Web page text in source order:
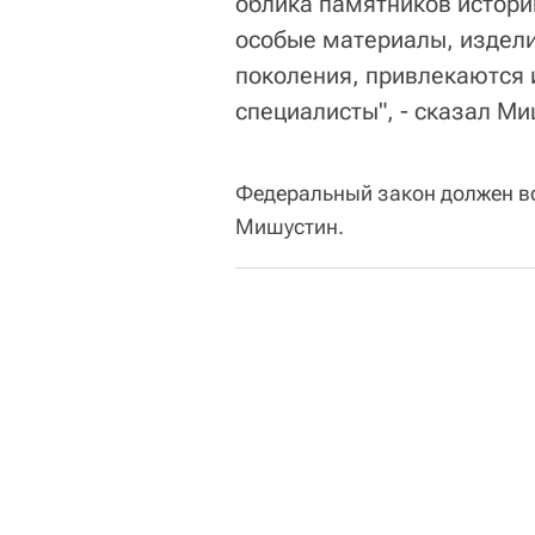
особые материалы,
поколения,
специалисты", - сказал
Федеральный закон должен
Мишустин.